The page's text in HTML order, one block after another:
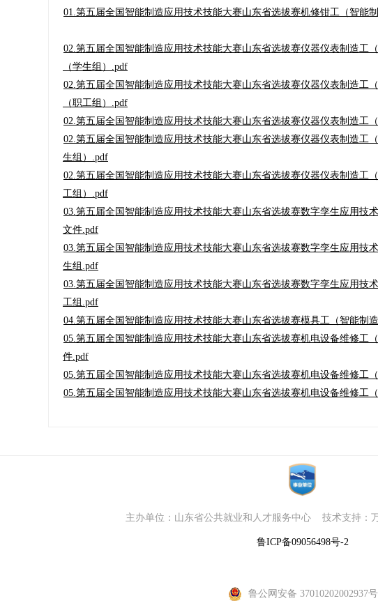
01.第五届全国智能制造应用技术技能大赛山东省选拔赛机修钳工（智能
02.第五届全国智能制造应用技术技能大赛山东省选拔赛仪器仪表制造工
（学生组）.pdf
02.第五届全国智能制造应用技术技能大赛山东省选拔赛仪器仪表制造工
（职工组）.pdf
02.第五届全国智能制造应用技术技能大赛山东省选拔赛仪器仪表制造工
02.第五届全国智能制造应用技术技能大赛山东省选拔赛仪器仪表制造工
生组）.pdf
02.第五届全国智能制造应用技术技能大赛山东省选拔赛仪器仪表制造工
工组）.pdf
03.第五届全国智能制造应用技术技能大赛山东省选拔赛数字孪生应用技
文件.pdf
03.第五届全国智能制造应用技术技能大赛山东省选拔赛数字孪生应用技
生组.pdf
03.第五届全国智能制造应用技术技能大赛山东省选拔赛数字孪生应用技
工组.pdf
04.第五届全国智能制造应用技术技能大赛山东省选拔赛模具工（智能制
05.第五届全国智能制造应用技术技能大赛山东省选拔赛机电设备维修工
件.pdf
05.第五届全国智能制造应用技术技能大赛山东省选拔赛机电设备维修工
05.第五届全国智能制造应用技术技能大赛山东省选拔赛机电设备维修工
主办单位：山东省公共就业和人才服务中心 技术支持：
鲁ICP备09056498号-2
鲁公网安备 37010202002937号